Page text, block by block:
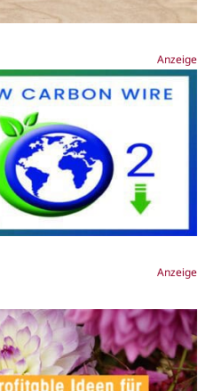
Anzeige
Anzeige